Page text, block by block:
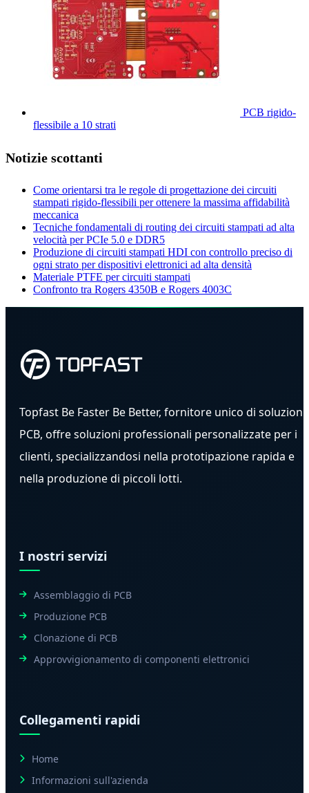
PCB rigido-
flessibile a 10 strati
Notizie scottanti
Come orientarsi tra le regole di progettazione dei circuiti
stampati rigido-flessibili per ottenere la massima affidabilità
meccanica
Tecniche fondamentali di routing dei circuiti stampati ad alta
velocità per PCIe 5.0 e DDR5
Produzione di circuiti stampati HDI con controllo preciso di
ogni strato per dispositivi elettronici ad alta densità
Materiale PTFE per circuiti stampati
Confronto tra Rogers 4350B e Rogers 4003C
Topfast Be Faster Be Better, fornitore unico di soluzioni
PCB, offre soluzioni professionali personalizzate per i
clienti, specializzandosi nella prototipazione rapida e
nella produzione di piccoli lotti.
I nostri servizi
Assemblaggio di PCB
Produzione PCB
Clonazione di PCB
Approvvigionamento di componenti elettronici
Collegamenti rapidi
Home
Informazioni sull'azienda